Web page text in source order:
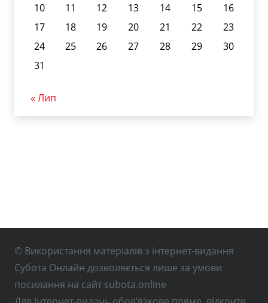
10
11 12 13 14 15
16
17
18 19 20 21 22
23
24
25 26 27 28 29
30
31
« Лип
© Використання матеріалів з інтернет-видання
Субота Онлайн дозволяється лише за умови
посилання на сайт subota.online